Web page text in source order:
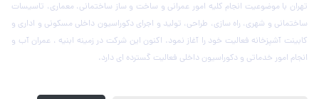
تهران با موضوعیت انجام کلیه امور عمرانی و ساخت و ساز ساختمانی، معماری، تاسیسات
ساختمانی و شهری، راه سازی، طراحی، تولید و اجرای دکوراسیون داخلی مسکونی و اداری و
کابینت آشپزخانه فعالیت خود را آغاز نمود. اکنون این شرکت در زمینه ابنیه ، عمران آب و
انجام امور خدماتی و دکوراسیون داخلی فعالیت گسترده ای دارد.